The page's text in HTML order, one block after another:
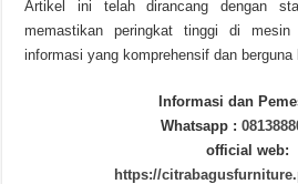
Artikel ini telah dirancang dengan
memastikan peringkat tinggi di mesin
informasi yang komprehensif dan berguna
Informasi dan
Whatsapp :
official web:
https://